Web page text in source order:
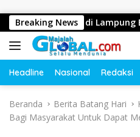
Breaking News
Domino di Lampung Barat,
Headline Nasional Redaksi
Beranda Berita Batang Hari
Bagi Masyarakat Untuk Dapat